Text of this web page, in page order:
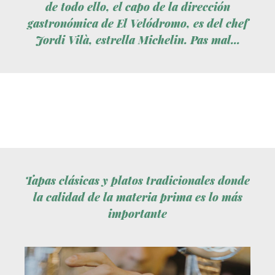
de todo ello, el capo de la dirección
gastronómica de El Velódromo, es del chef
Jordi Vilà, estrella Michelin. Pas mal...
Tapas clásicas y platos tradicionales donde
la calidad de la materia prima es lo más
importante